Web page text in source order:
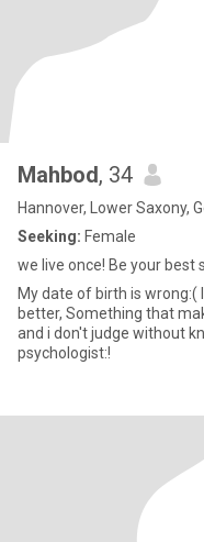
Mahbod, 34
Hannover, Lower Saxony,
Seeking: Female
we live once! Be your best
My date of birth is wrong:( I am about 40 years old. I try to be
better, Something that
and i don't judge without
psychologist:!